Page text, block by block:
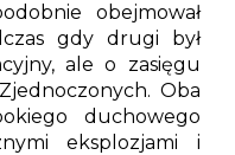
obejmował
gdy drugi był
ale o zasięgu
Oba
duchowego
eksplozjami i